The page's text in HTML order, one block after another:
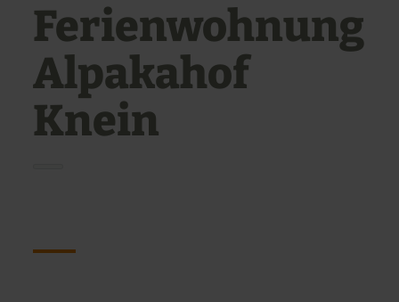
Ferienwohnung
Alpakahof
Knein